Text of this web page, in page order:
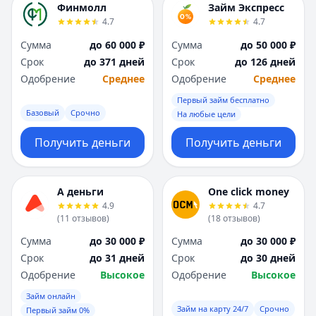
Финмолл
4.7
Сумма
до 60 000 ₽
Срок
до 371 дней
Одобрение
Среднее
Базовый Срочно
Получить деньги
Займ Экспресс
4.7
Сумма
до 50 000 ₽
Срок
до 126 дней
Одобрение
Среднее
Первый займ бесплатно
На любые цели
Получить деньги
А деньги
4.9
(11 отзывов)
Сумма
до 30 000 ₽
Срок
до 31 дней
Одобрение
Высокое
Займ онлайн
Первый займ 0%
One click money
4.7
(18отзывов)
Сумма
до 30 000 ₽
Срок
до 30 дней
Одобрение
Высокое
Займ на карту 24/7 Срочно